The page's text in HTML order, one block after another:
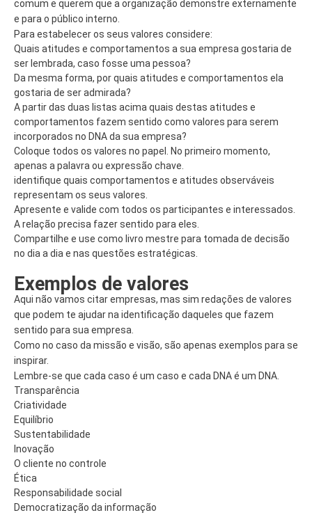
comum e querem que a organização demonstre externamente
e para o público interno.
Para estabelecer os seus valores considere:
Quais atitudes e comportamentos a sua empresa gostaria de
ser lembrada, caso fosse uma pessoa?
Da mesma forma, por quais atitudes e comportamentos ela
gostaria de ser admirada?
A partir das duas listas acima quais destas atitudes e
comportamentos fazem sentido como valores para serem
incorporados no DNA da sua empresa?
Coloque todos os valores no papel. No primeiro momento,
apenas a palavra ou expressão chave.
identifique quais comportamentos e atitudes observáveis
representam os seus valores.
Apresente e valide com todos os participantes e interessados.
A relação precisa fazer sentido para eles.
Compartilhe e use como livro mestre para tomada de decisão
no dia a dia e nas questões estratégicas.
Exemplos de valores
Aqui não vamos citar empresas, mas sim redações de valores
que podem te ajudar na identificação daqueles que fazem
sentido para sua empresa.
Como no caso da missão e visão, são apenas exemplos para se
inspirar.
Lembre-se que cada caso é um caso e cada DNA é um DNA.
Transparência
Criatividade
Equilíbrio
Sustentabilidade
Inovação
O cliente no controle
Ética
Responsabilidade social
Democratização da informação